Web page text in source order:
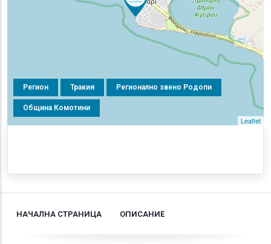
Регион Тракия Регионално звено Родопи
Община Комотини
Leaflet
НАЧАЛНА СТРАНИЦА ОПИСАНИЕ